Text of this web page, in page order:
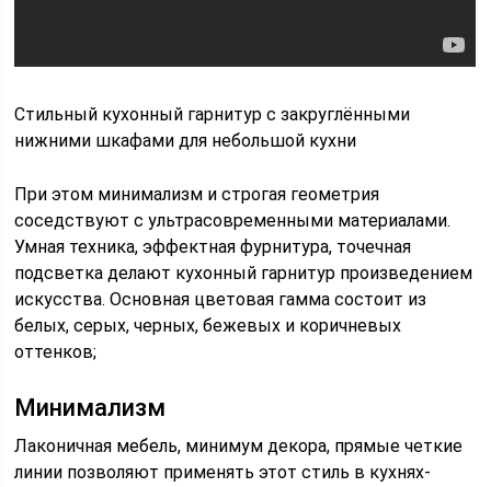
Стильный кухонный гарнитур с закруглёнными
нижними шкафами для небольшой кухни
При этом минимализм и строгая геометрия
соседствуют с ультрасовременными материалами.
Умная техника, эффектная фурнитура, точечная
подсветка делают кухонный гарнитур произведением
искусства. Основная цветовая гамма состоит из
белых, серых, черных, бежевых и коричневых
оттенков;
Минимализм
Лаконичная мебель, минимум декора, прямые четкие
линии позволяют применять этот стиль в кухнях-